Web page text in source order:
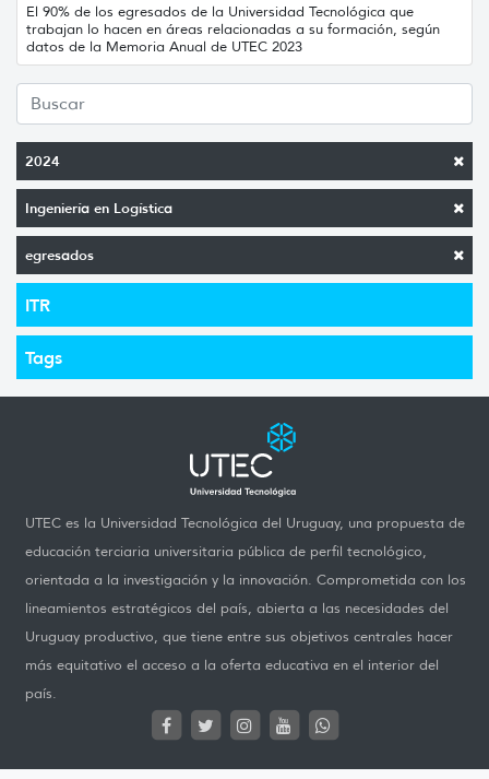
2024
Ingeniería en Logística
egresados
ITR
Tags
El 90% de los egresados de la Universidad Tecnológica que
trabajan lo hacen en áreas relacionadas a su formación, según
datos de la Memoria Anual de UTEC 2023
UTEC es la Universidad Tecnológica del Uruguay, una propuesta de
educación terciaria universitaria pública de perfil tecnológico,
orientada a la investigación y la innovación. Comprometida con los
lineamientos estratégicos del país, abierta a las necesidades del
Uruguay productivo, que tiene entre sus objetivos centrales hacer
más equitativo el acceso a la oferta educativa en el interior del
país.